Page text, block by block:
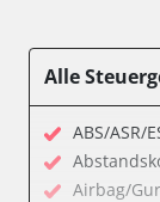
Alle
ABS/ASR/
Airbag/